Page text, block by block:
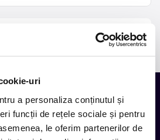
uri
a personaliza conținutul și
funcții de rețele sociale și pentru
le oferim partenerilor de
direct in